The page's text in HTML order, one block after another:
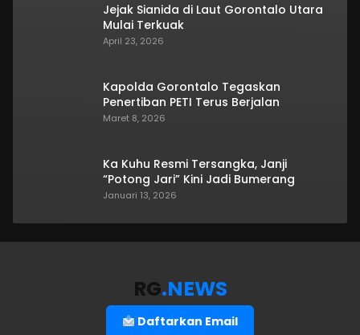
Jejak Sianida di Laut Gorontalo Utara
Mulai Terkuak
April 23, 2026
Kapolda Gorontalo Tegaskan
Penertiban PETI Terus Berjalan
Maret 8, 2026
Ka Kuhu Resmi Tersangka, Janji
“Potong Jari” Kini Jadi Bumerang
Januari 13, 2026
RG.NEWS
Daftarkan Email